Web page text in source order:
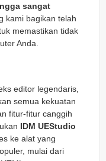
sangat
kami bagikan telah
memastikan tidak
Anda.
editor legendaris,
semua kekuatan
fitur-fitur canggih
IDM UEStudio
ke alat yang
mulai dari